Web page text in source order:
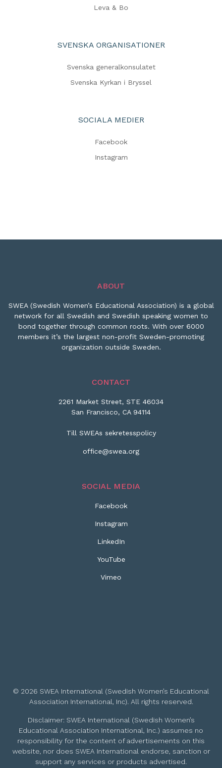
Leva & Bo
SVENSKA ORGANISATIONER
Svenska generalkonsulatet
Svenska Kyrkan i Bryssel
SOCIALA MEDIER
Facebook
Instagram
ABOUT
SWEA (Swedish Women’s Educational Association) is a global
network for all Swedish and Swedish speaking women to
bond together through common roots. With over 6000
members it’s the largest non-profit Sweden-promoting
organization outside Sweden.
CONTACT
2261 Market Street, STE 46034
San Francisco, CA 94114
Till SWEAs sekretesspolicy
office@swea.org
SOCIAL MEDIA
Facebook
Instagram
LinkedIn
YouTube
Vimeo
© 2026 SWEA International (Swedish Women’s Educational
Association International, Inc). All rights reserved.
Disclaimer: SWEA International (Swedish Women’s
Educational Association International, Inc.) assumes no
responsibility for the content of advertisements on this
website, nor does SWEA International endorse, sanction or
support any services or products advertised.